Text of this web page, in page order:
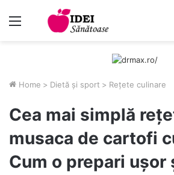
Menu
Home > Dietă și sport > Rețete culinare
Cea mai simplă
musaca de cartofi
Cum o prepari ușor